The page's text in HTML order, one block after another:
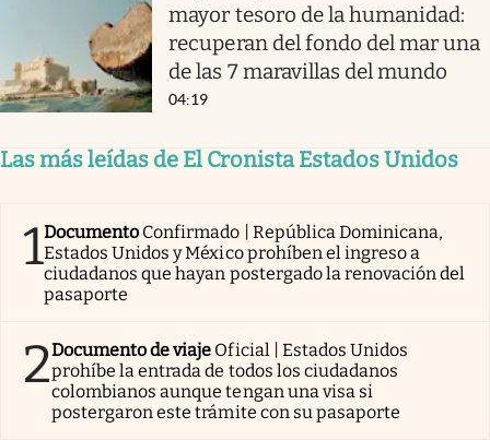
mayor tesoro de la humanidad:
recuperan del fondo del mar una
de las 7 maravillas del mundo
04:19
Las más leídas de El Cronista Estados Unidos
1Documento Confirmado | República Dominicana,
Estados Unidos y México prohíben el ingreso a
ciudadanos que hayan postergado la renovación del
pasaporte
2Documento de viaje Oficial | Estados Unidos
prohíbe la entrada de todos los ciudadanos
colombianos aunque tengan una visa si
postergaron este trámite con su pasaporte